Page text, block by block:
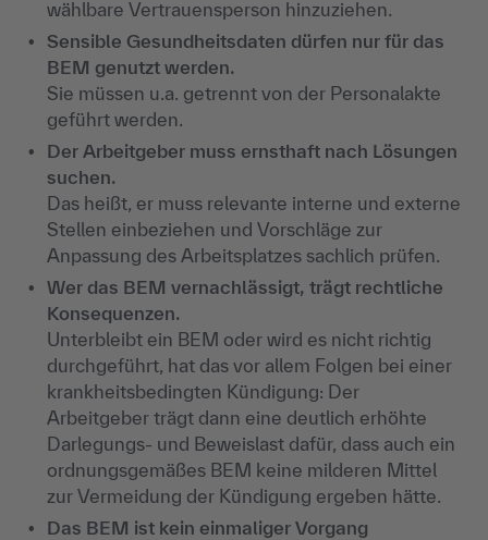
wählbare Vertrauensperson hinzuziehen.
Sensible Gesundheitsdaten dürfen nur für das
BEM genutzt werden.
Sie müssen u.a. getrennt von der Personalakte
geführt werden.
Der Arbeitgeber muss ernsthaft nach Lösungen
suchen.
Das heißt, er muss relevante interne und externe
Stellen einbeziehen und Vorschläge zur
Anpassung des Arbeitsplatzes sachlich prüfen.
Wer das BEM vernachlässigt, trägt rechtliche
Konsequenzen.
Unterbleibt ein BEM oder wird es nicht richtig
durchgeführt, hat das vor allem Folgen bei einer
krankheitsbedingten Kündigung: Der
Arbeitgeber trägt dann eine deutlich erhöhte
Darlegungs- und Beweislast dafür, dass auch ein
ordnungsgemäßes BEM keine milderen Mittel
zur Vermeidung der Kündigung ergeben hätte.
Das BEM ist kein einmaliger Vorgang